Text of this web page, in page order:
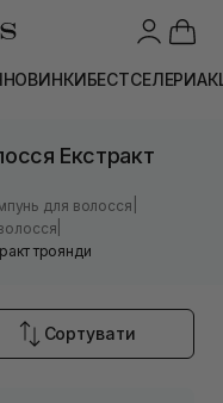
НОВИНКИБЕСТСЕЛЕРИ
Екстракт
для волосся
троянди
Сортувати